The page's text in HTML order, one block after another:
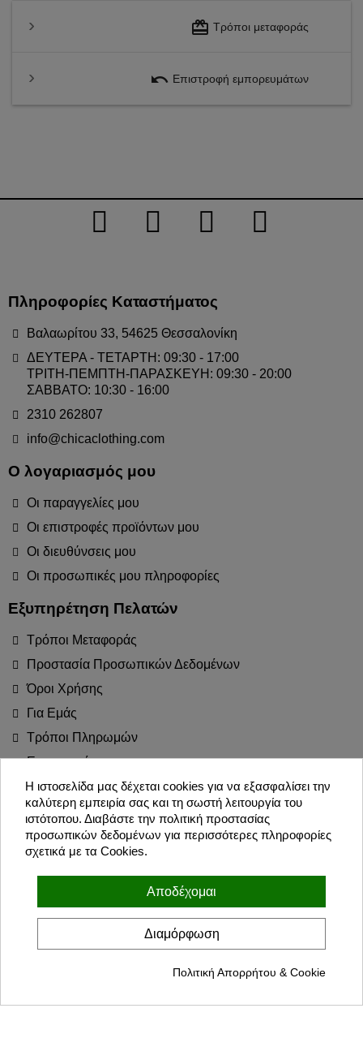
redeem Τρόποι μεταφοράς
undo Επιστροφή εμπορευμάτων
Πληροφορίες Καταστήματος
Βαλαωρίτου 33, 54625 Θεσσαλονίκη
ΔΕΥΤΕΡΑ - ΤΕΤΑΡΤΗ: 09:30 - 17:00
ΤΡΙΤΗ-ΠΕΜΠΤΗ-ΠΑΡΑΣΚΕΥΗ: 09:30 - 20:00
ΣΑΒΒΑΤΟ: 10:30 - 16:00
2310 262807
info@chicaclothing.com
Ο λογαριασμός μου
Οι παραγγελίες μου
Οι επιστροφές προϊόντων μου
Οι διευθύνσεις μου
Οι προσωπικές μου πληροφορίες
Εξυπηρέτηση Πελατών
Τρόποι Μεταφοράς
Προστασία Προσωπικών Δεδομένων
Όροι Χρήσης
Για Εμάς
Τρόποι Πληρωμών
Επιστροφές
Blog
Join the Party!
Συμφωνώ με τους όρους χρήσης και την πολιτική προσωπικών
Η ιστοσελίδα μας δέχεται cookies για να εξασφαλίσει την
καλύτερη εμπειρία σας και τη σωστή λειτουργία του
ιστότοπου. Διαβάστε την πολιτική προστασίας
προσωπικών δεδομένων για περισσότερες πληροφορίες
σχετικά με τα Cookies.
Αποδέχομαι
Διαμόρφωση
Πολιτική Απορρήτου & Cookie